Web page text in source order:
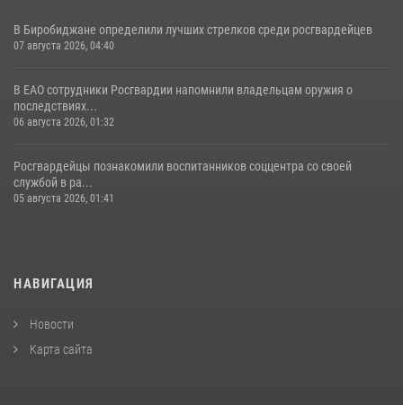
В Биробиджане определили лучших стрелков среди росгвардейцев
07 августа 2026, 04:40
В ЕАО сотрудники Росгвардии напомнили владельцам оружия о
последствиях...
06 августа 2026, 01:32
Росгвардейцы познакомили воспитанников соццентра со своей
службой в ра...
05 августа 2026, 01:41
НАВИГАЦИЯ
Новости
Карта сайта